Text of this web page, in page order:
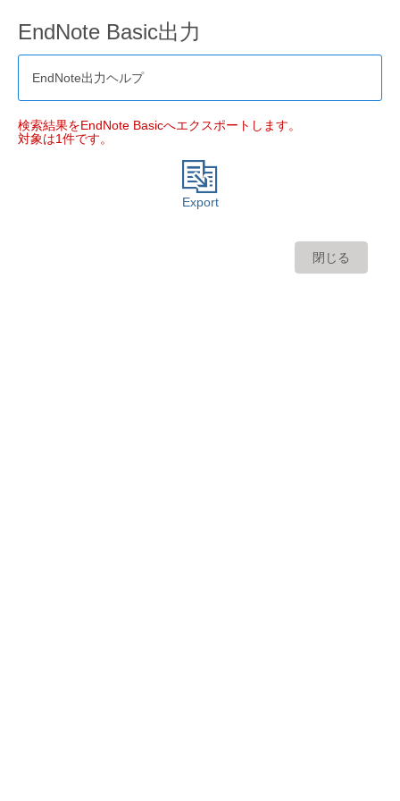
EndNote Basic出力
EndNote出力ヘルプ
検索結果をEndNote Basicへエクスポートします。
対象は1件です。
Export